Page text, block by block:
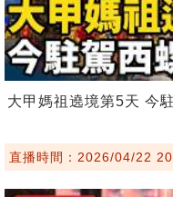
大甲媽祖遶境第5天 今
直播時間：2026/04/22